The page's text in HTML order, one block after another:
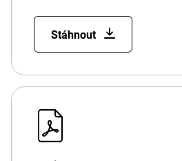
Stáhnout